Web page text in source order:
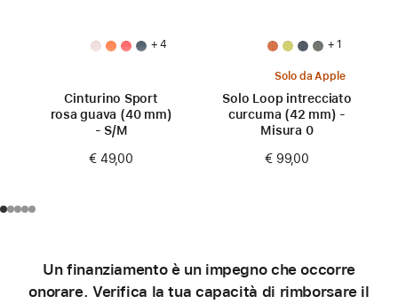
+ 4
Cinturino Sport
rosa guava (40 mm)
- S/M
€ 49,00
+ 1
Solo da Apple
Solo Loop intrecciato
curcuma (42 mm) -
Misura 0
€ 99,00
Un finanziamento è un impegno che occorre
onorare. Verifica la tua capacità di rimborsare il